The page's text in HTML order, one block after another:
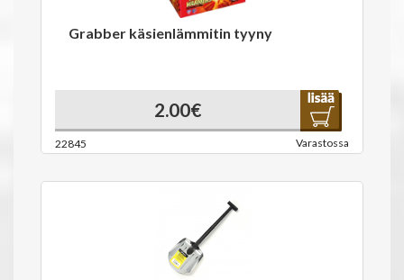
Grabber käsienlämmitin tyyny
2.00€
22845 Varastossa